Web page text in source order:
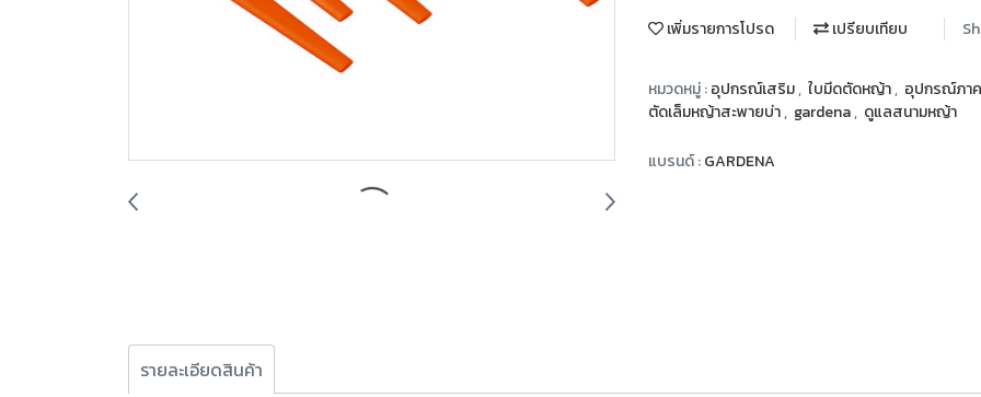
เพิ่มรายการโปรด เปรียบเทียบ
หมวดหมู่ :อุปกรณ์เสริม, ใบมีดตัดหญ้า, อุปกรณ์ภา
ตัดเล็มหญ้าสะพายบ่า, gardena, ดูแลสนามหญ้า
แบรนด์ :GARDENA
รายละเอียดสินค้า